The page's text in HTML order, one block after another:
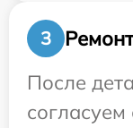
3
После